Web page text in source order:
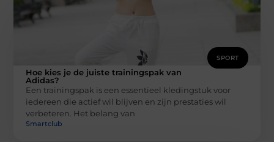
SPORT
Hoe kies je de juiste trainingspak van
Adidas?
Een trainingspak is een essentieel kledingstuk voor
iedereen die actief wil blijven en zijn prestaties wil
verbeteren. Het belang van
Smartclub